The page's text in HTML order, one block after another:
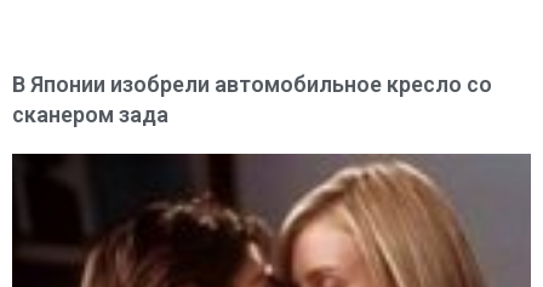
В Японии изобрели автомобильное кресло со
сканером зада